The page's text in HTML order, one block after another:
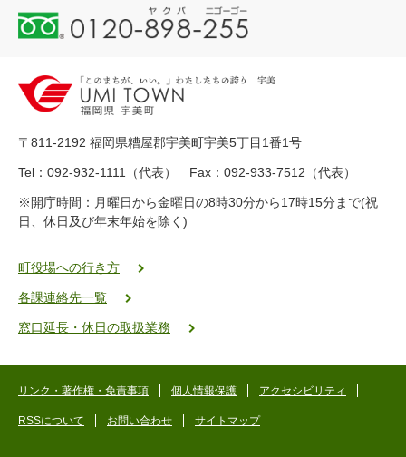
0
1
-
8
-
5
5
ク
二
ゴ
〒811-2192 福岡県糟屋郡宇美町宇美5丁目1番1号
Tel：092-932-1111（代表） Fax：092-933-7512（代表）
※開庁時間：月曜日から金曜日の8時30分から17時15分まで(祝
日、休日及び年末年始を除く)
町役場への行き方
各課連絡先一覧
窓口延長・休日の取扱業務
リンク・著作権・免責事項 個人情報保護 アクセシビリティ
RSSについて お問い合わせ サイトマップ